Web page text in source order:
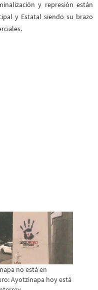
y represión están
y Estatal siendo su brazo
no está en
Ayotzinapa hoy está